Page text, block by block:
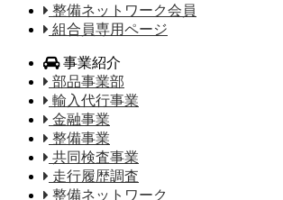
整備ネットワーク会員
組合員専用ページ
事業紹介
部品事業部
輸入代行事業
金融事業
整備事業
共同検査事業
走行履歴調査
整備ネットワーク